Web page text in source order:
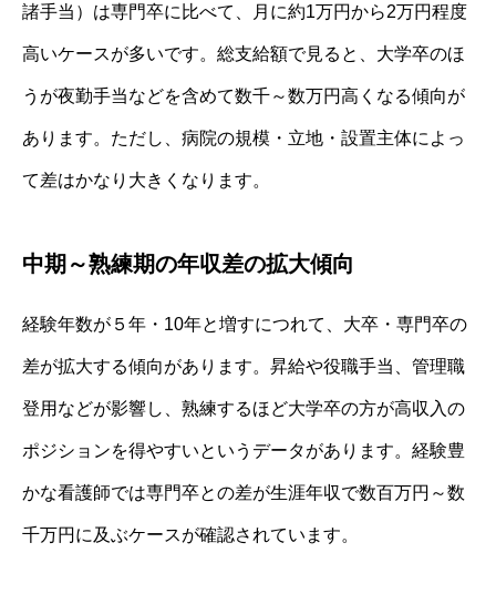
諸手当）は専門卒に比べて、月に約1万円から2万円程度
高いケースが多いです。総支給額で見ると、大学卒のほ
うが夜勤手当などを含めて数千～数万円高くなる傾向が
あります。ただし、病院の規模・立地・設置主体によっ
て差はかなり大きくなります。
中期～熟練期の年収差の拡大傾向
経験年数が５年・10年と増すにつれて、大卒・専門卒の
差が拡大する傾向があります。昇給や役職手当、管理職
登用などが影響し、熟練するほど大学卒の方が高収入の
ポジションを得やすいというデータがあります。経験豊
かな看護師では専門卒との差が生涯年収で数百万円～数
千万円に及ぶケースが確認されています。